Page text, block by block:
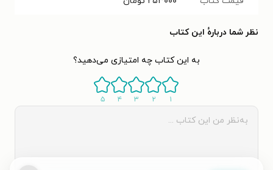
نظر شما دربارهٔ این کتاب
به این کتاب چه امتیازی می‌دهید؟
۱ ۲ ۳ ۴ ۵